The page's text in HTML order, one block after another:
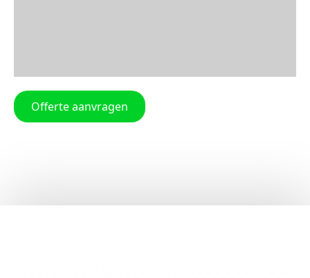
Offerte aanvragen